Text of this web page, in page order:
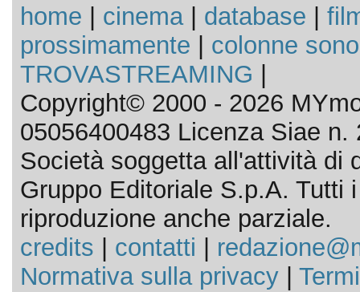
home cinema| database
prossimamente
colonne
TROVASTREAMING
Copyright© 2000 - 2026
05056400483 Licenza Siae n.
Società soggetta all'attività di
Gruppo Editoriale S.p.A. Tutti
riproduzione anche parziale.
credits
contatti
Normativa sulla privacy|